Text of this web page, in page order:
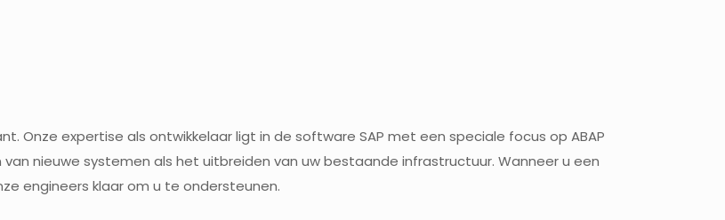
Onze expertise als ontwikkelaar ligt in de software SAP met een speciale focus op ABAP
nieuwe systemen als het uitbreiden van uw bestaande infrastructuur. Wanneer u een
engineers klaar om u te ondersteunen.